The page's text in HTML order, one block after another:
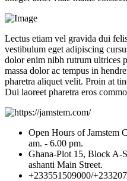
Lectus etiam vel gravida dui
vestibulum eget adipiscing
dolor enim nibh rutrum ultrices
massa dolor ac tempus in
pharetra aliquet velit. Proin at
Dui laoreet pharetra eros
Open Hours of Jamstem
am. - 6.00 pm.
Ghana-Plot 15, Block A-
ashanti Main Street.
+233551509000/